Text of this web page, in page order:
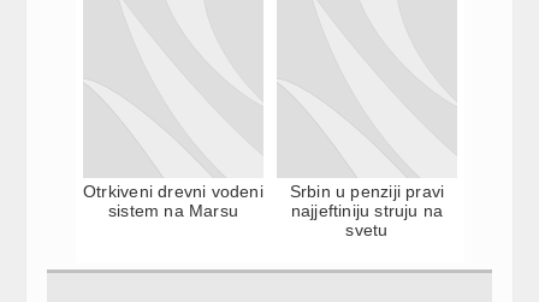
Otrkiveni drevni vodeni
sistem na Marsu
Srbin u penziji pravi
najjeftiniju struju na
svetu